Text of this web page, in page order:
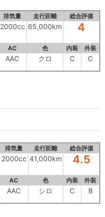
排気量 走行距離 総合評価
2000cc 65,000km 4
AC 色 内装 外装
AAC クロ C C
排気量 走行距離 総合評価
2000cc 41,000km 4.5
AC 色 内装 外装
AAC シロ C B